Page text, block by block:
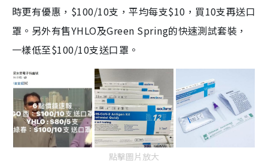
時更有優惠，$100/10支，平均每支$10，買10支再送口
罩。另外有售YHLO及Green Spring的快速測試套裝，
一樣低至$100/10支送口罩。
點擊圖片放大